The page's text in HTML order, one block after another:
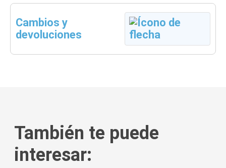
Cambios y
devoluciones
También te puede
interesar: